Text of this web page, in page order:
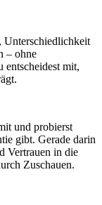
Unterschiedlichkeit
– ohne
entscheidest mit,
und probierst
gibt. Gerade darin
Vertrauen in die
Zuschauen.